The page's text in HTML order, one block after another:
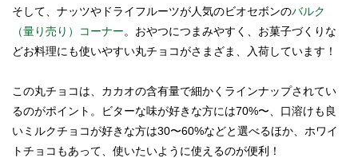
そして、ナッツやドライフルーツが人気のビオセボンのバルク
（量り売り）コーナー。おやつにつまみやすく、お菓子づくりな
どお料理にも使いやすい丸チョコがさまざま、入荷しています！
この丸チョコは、カカオの含有量で細かくラインナップされてい
るのがポイント。ビターな味が好きな方には70%〜、口溶けも良
いミルクチョコが好きな方は30〜60%などと選べるほか、ホワイ
トチョコもあって、使いたいように使えるのが便利！